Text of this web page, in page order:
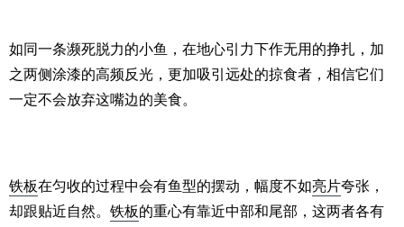
如同一条濒死脱力的小鱼，在地心引力下作无用的挣扎，加
之两侧涂漆的高频反光，更加吸引远处的掠食者，相信它们
一定不会放弃这嘴边的美食。
铁板在匀收的过程中会有鱼型的摆动，幅度不如亮片夸张，
却跟贴近自然。 铁板的重心有靠近中部和尾部，这两者各有